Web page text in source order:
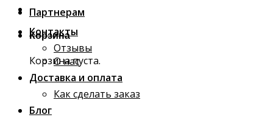
Корзина
Корзина пуста.
Партнерам
Контакты
Отзывы
О нас
Доставка и оплата
Как сделать заказ
Блог